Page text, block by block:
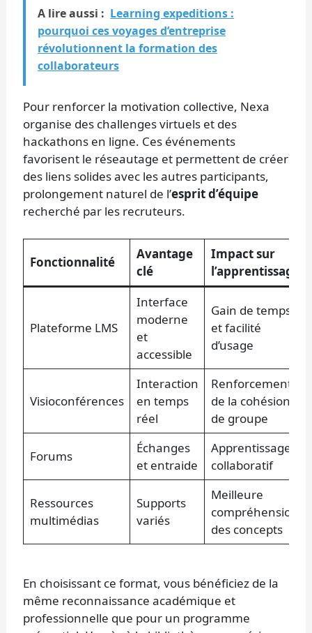
A lire aussi : Learning expeditions :
pourquoi ces voyages d’entreprise
révolutionnent la formation des
collaborateurs
Pour renforcer la motivation collective, Nexa
organise des challenges virtuels et des
hackathons en ligne. Ces événements
favorisent le réseautage et permettent de créer
des liens solides avec les autres participants,
prolongement naturel de l’esprit d’équipe
recherché par les recruteurs.
Fonctionnalité
Avantage
clé
Impact sur
l’apprentissage
Plateforme LMS
Interface
moderne
et
accessible
Gain de temps
et facilité
d’usage
Visioconférences
Interaction
en temps
réel
Renforcement
de la cohésion
de groupe
Forums
Échanges
et entraide
Apprentissage
collaboratif
Ressources
multimédias
Supports
variés
Meilleure
compréhension
des concepts
En choisissant ce format, vous bénéficiez de la
même reconnaissance académique et
professionnelle que pour un programme